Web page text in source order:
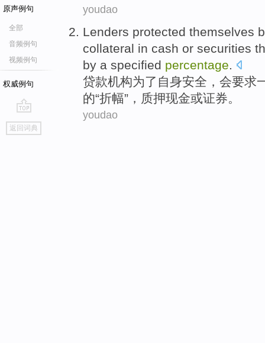
原声例句
全部
音频例句
视频例句
权威例句
go
top
返回词典
youdao
Lenders protected themselves
collateral in cash or securities
by a specified percentage.
贷款机构为了 自身安全， 会要求
的“折幅”， 质押现金或证券。
youdao